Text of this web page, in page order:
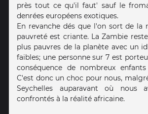
près tout ce qu'il faut' sauf le
denrées européens exotiques.
En revanche dés que l'on sort de la
pauvreté est criante. La Zambie
plus pauvres de la planète avec un
faibles; une personne sur 7 est
conséquence de nombreux
C'est donc un choc pour nous,
Seychelles auparavant où nous
confrontés à la réalité africaine.